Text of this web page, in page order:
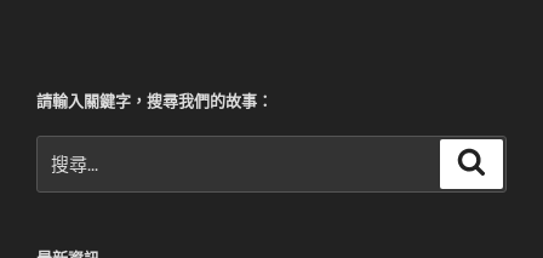
請輸入關鍵字，搜尋我們的故事：
尋